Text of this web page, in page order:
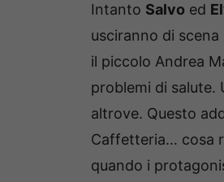
Intanto Salvo ed
usciranno di
il piccolo Andrea
problemi di salute.
altrove. Questo
Caffetteria… cosa
quando i